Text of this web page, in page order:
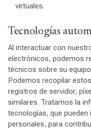
virtuales.
Tecnologías
Al interactuar con
electrónicos, podemos
técnicos sobre su
Podemos recopilar
registros de servidor,
similares. Tratamos la
tecnologías, que
personales, para